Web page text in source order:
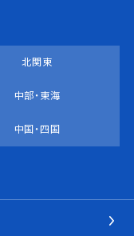
北関東
中部・東海
中国・四国